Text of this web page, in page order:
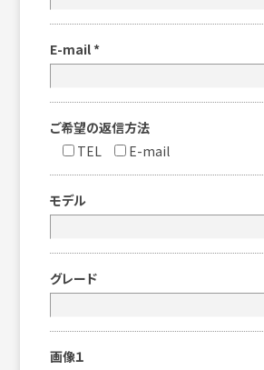
E-mail *
ご希望の返信方法
TEL
E-mail
モデル
グレード
画像１